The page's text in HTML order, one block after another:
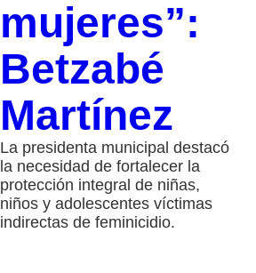
mujeres”:
Betzabé
Martínez
La presidenta municipal destacó
la necesidad de fortalecer la
protección integral de niñas,
niños y adolescentes víctimas
indirectas de feminicidio.